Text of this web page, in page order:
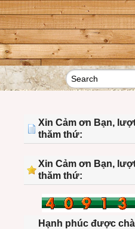
Xin Cảm ơn Bạn,
thăm thứ:
Xin Cảm ơn Bạn,
thăm thứ:
Hạnh phúc được